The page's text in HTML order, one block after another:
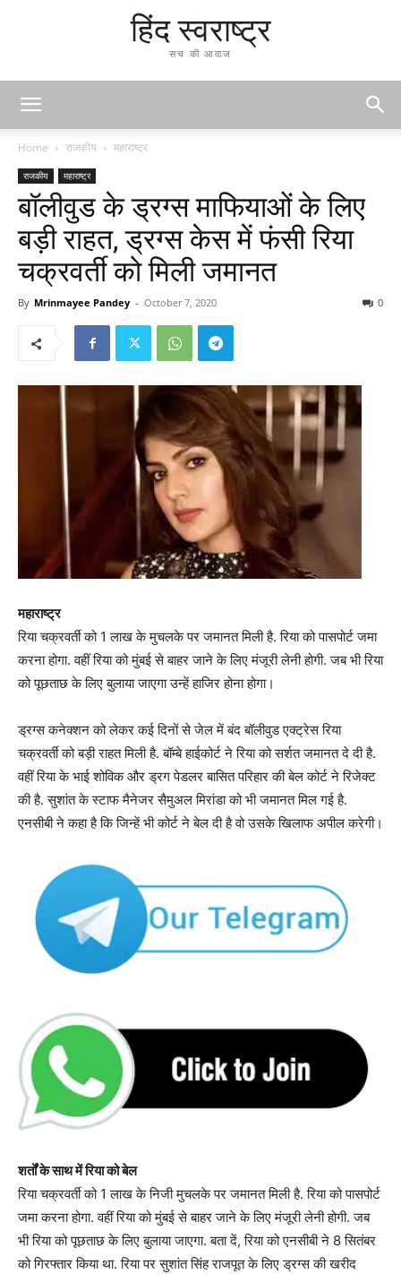
हिंद स्वराष्ट्र
सच की आवाज
Home राजकीय महाराष्ट्र
राजकीय महाराष्ट्र
बॉलीवुड के ड्रग्स माफियाओं के लिए
बड़ी राहत, ड्रग्स केस में फंसी रिया
चक्रवर्ती को मिली जमानत
By Mrinmayee Pandey - October 7, 2020 0
महाराष्ट्र
रिया चक्रवर्ती को 1 लाख के मुचलके पर जमानत मिली है. रिया को पासपोर्ट जमा
करना होगा. वहीं रिया को मुंबई से बाहर जाने के लिए मंजूरी लेनी होगी. जब भी रिया
को पूछताछ के लिए बुलाया जाएगा उन्हें हाजिर होना होगा।
ड्रग्स कनेक्शन को लेकर कई दिनों से जेल में बंद बॉलीवुड एक्ट्रेस रिया
चक्रवर्ती को बड़ी राहत मिली है. बॉम्बे हाईकोर्ट ने रिया को सर्शत जमानत दे दी है.
वहीं रिया के भाई शोविक और ड्रग पेडलर बासित परिहार की बेल कोर्ट ने रिजेक्ट
की है. सुशांत के स्टाफ मैनेजर सैमुअल मिरांडा को भी जमानत मिल गई है.
एनसीबी ने कहा है कि जिन्हें भी कोर्ट ने बेल दी है वो उसके खिलाफ अपील करेगी।
शर्तों के साथ में रिया को बेल
रिया चक्रवर्ती को 1 लाख के निजी मुचलके पर जमानत मिली है. रिया को पासपोर्ट
जमा करना होगा. वहीं रिया को मुंबई से बाहर जाने के लिए मंजूरी लेनी होगी. जब
भी रिया को पूछताछ के लिए बुलाया जाएगा. बता दें, रिया को एनसीबी ने 8 सितंबर
को गिरफ्तार किया था. रिया पर सुशांत सिंह राजपूत के लिए ड्रग्स की खरीद